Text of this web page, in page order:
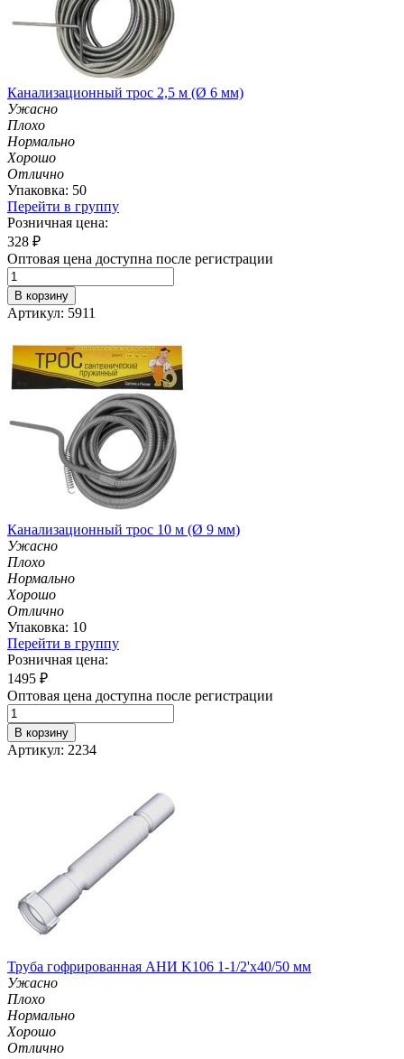
Канализационный трос 2,5 м (Ø 6 мм)
Ужасно
Плохо
Нормально
Хорошо
Отлично
Упаковка: 50
Перейти в группу
Розничная цена:
328 ₽
Оптовая цена доступна после регистрации
В корзину
Артикул: 5911
Канализационный трос 10 м (Ø 9 мм)
Ужасно
Плохо
Нормально
Хорошо
Отлично
Упаковка: 10
Перейти в группу
Розничная цена:
1495 ₽
Оптовая цена доступна после регистрации
В корзину
Артикул: 2234
Труба гофрированная АНИ K106 1-1/2'х40/50 мм
Ужасно
Плохо
Нормально
Хорошо
Отлично